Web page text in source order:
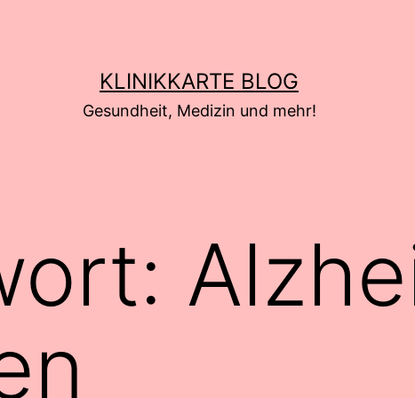
KLINIKKARTE BLOG
Gesundheit, Medizin und mehr!